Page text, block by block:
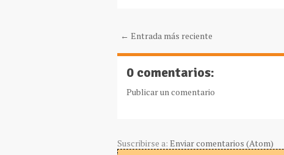
← Entrada más reciente
0 comentarios:
Publicar un comentario
Suscribirse a: Enviar comentarios (Atom)